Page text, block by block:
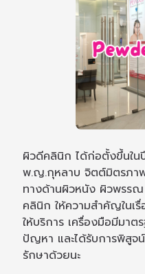
ผิวดีคลินิก ได้ก่อตั้งขึ้นใ
พ.ญ.กุหลาบ จิตต์มิตรภา
ทางด้านผิวหนัง ผิวพรรณ
คลินิก ให้ความสำคัญในเ
ให้บริการ เครื่องมือมีมาต
ปัญหา และได้รับการพิสูจ
รักษาด้วยนะ